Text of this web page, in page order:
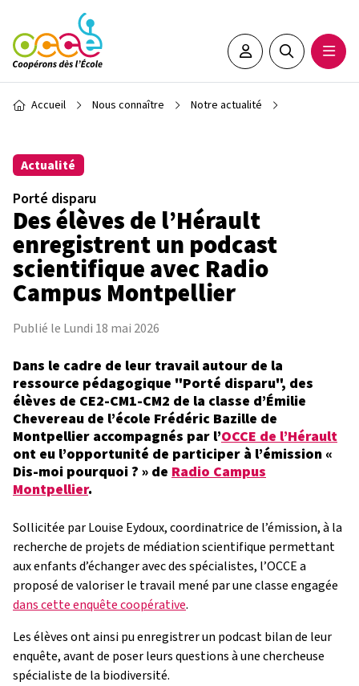
Aller au contenu principal
Espace adhérent•e
Rechercher
Fil d'Ariane
Accueil Nous connaître Notre actualité
Actualité
Porté disparu
Des élèves de l’Hérault
enregistrent un podcast
scientifique avec Radio
Campus Montpellier
Publié le Lundi 18 mai 2026
Dans le cadre de leur travail autour de la
ressource pédagogique "Porté disparu", des
élèves de CE2-CM1-CM2 de la classe d’Émilie
Chevereau de l’école Frédéric Bazille de
Montpellier accompagnés par l’OCCE de l’Hérault
ont eu l’opportunité de participer à l’émission «
Dis-moi pourquoi ? » de Radio Campus
Montpellier.
Sollicitée par Louise Eydoux, coordinatrice de l’émission, à la
recherche de projets de médiation scientifique permettant
aux enfants d’échanger avec des spécialistes, l’OCCE a
proposé de valoriser le travail mené par une classe engagée
dans cette enquête coopérative.
Les élèves ont ainsi pu enregistrer un podcast bilan de leur
enquête, avant de poser leurs questions à une chercheuse
spécialiste de la biodiversité.